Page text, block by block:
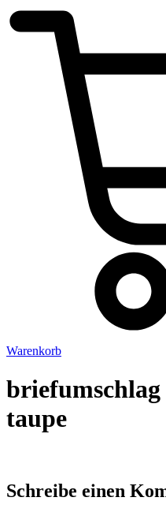
Warenkorb
taupe
Schreibe einen